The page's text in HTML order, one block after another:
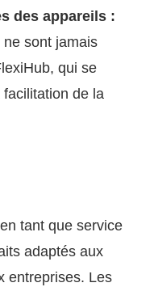
des appareils :
sont jamais
qui se
de la
tant que service
adaptés aux
entreprises. Les